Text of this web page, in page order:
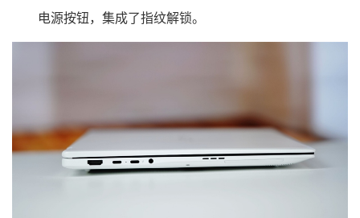
电源按钮，集成了指纹解锁。